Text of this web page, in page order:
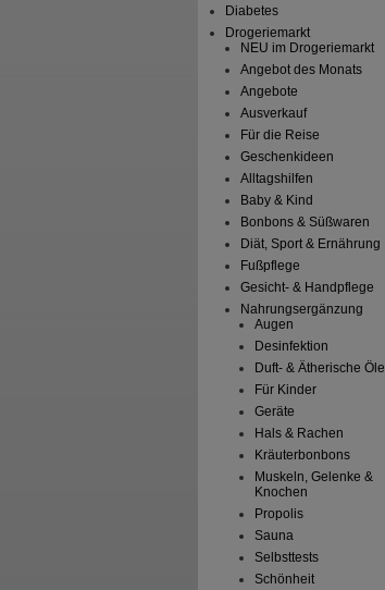
Diabetes
Drogeriemarkt
NEU im Drogeriemarkt
Angebot des Monats
Angebote
Ausverkauf
Für die Reise
Geschenkideen
Alltagshilfen
Baby & Kind
Bonbons & Süßwaren
Diät, Sport & Ernährung
Fußpflege
Gesicht- & Handpflege
Nahrungsergänzung
Augen
Desinfektion
Duft- & Ätherische Öle
Für Kinder
Geräte
Hals & Rachen
Kräuterbonbons
Muskeln, Gelenke &
Knochen
Propolis
Sauna
Selbsttests
Schönheit